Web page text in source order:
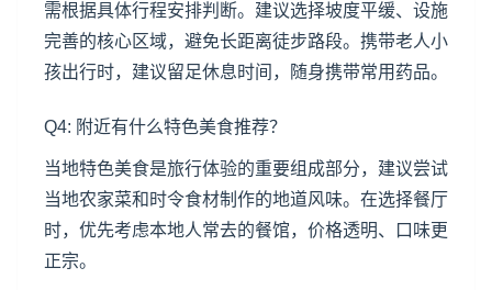
需根据具体行程安排判断。建议选择坡度平缓、设施
完善的核心区域，避免长距离徒步路段。携带老人小
孩出行时，建议留足休息时间，随身携带常用药品。
Q4: 附近有什么特色美食推荐？
当地特色美食是旅行体验的重要组成部分，建议尝试
当地农家菜和时令食材制作的地道风味。在选择餐厅
时，优先考虑本地人常去的餐馆，价格透明、口味更
正宗。